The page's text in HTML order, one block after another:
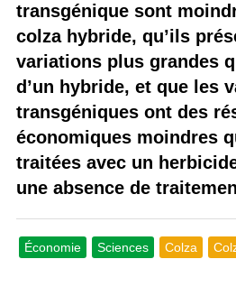
transgénique sont
colza hybride, qu’ils
variations plus grandes
d’un hybride, et que les
transgéniques ont des
économiques moindres
traitées avec un
une absence de
Économie Sciences Colza